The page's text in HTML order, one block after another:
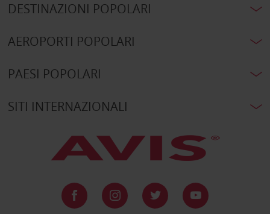
DESTINAZIONI POPOLARI
AEROPORTI POPOLARI
PAESI POPOLARI
SITI INTERNAZIONALI